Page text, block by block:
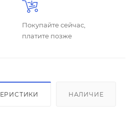
Покупайте сейчас,
платите позже
НАЛИЧИЕ